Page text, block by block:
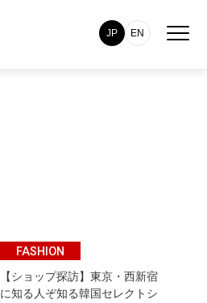
JP EN
FASHION
【ショップ探訪】東京・西新宿
に知る人ぞ知る韓国セレクトシ